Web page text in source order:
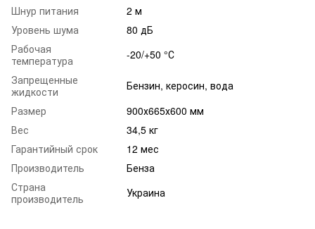
Шнур питания
2 м
Уровень шума
80 дБ
Рабочая
температура
-20/+50 °С
Запрещенные
жидкости
Бензин, керосин, вода
Размер
900х665х600 мм
Вес
34,5 кг
Гарантийный срок
12 мес
Производитель
Бенза
Страна
производитель
Украина